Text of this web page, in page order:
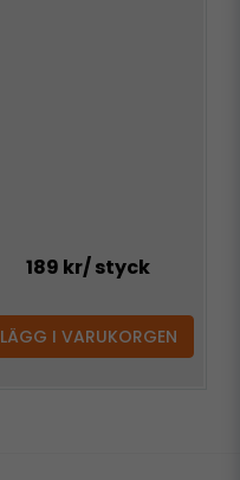
189 kr/ styck
LÄGG I VARUKORGEN